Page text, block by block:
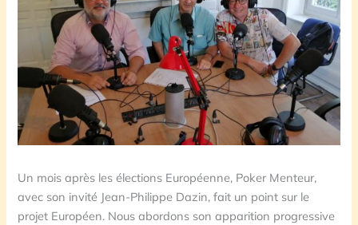
Un mois après les élections Européenne, Poker Menteur,
avec son invité Jean-Philippe Dazin, fait un point sur le
projet Européen. Nous abordons son apparition progressive